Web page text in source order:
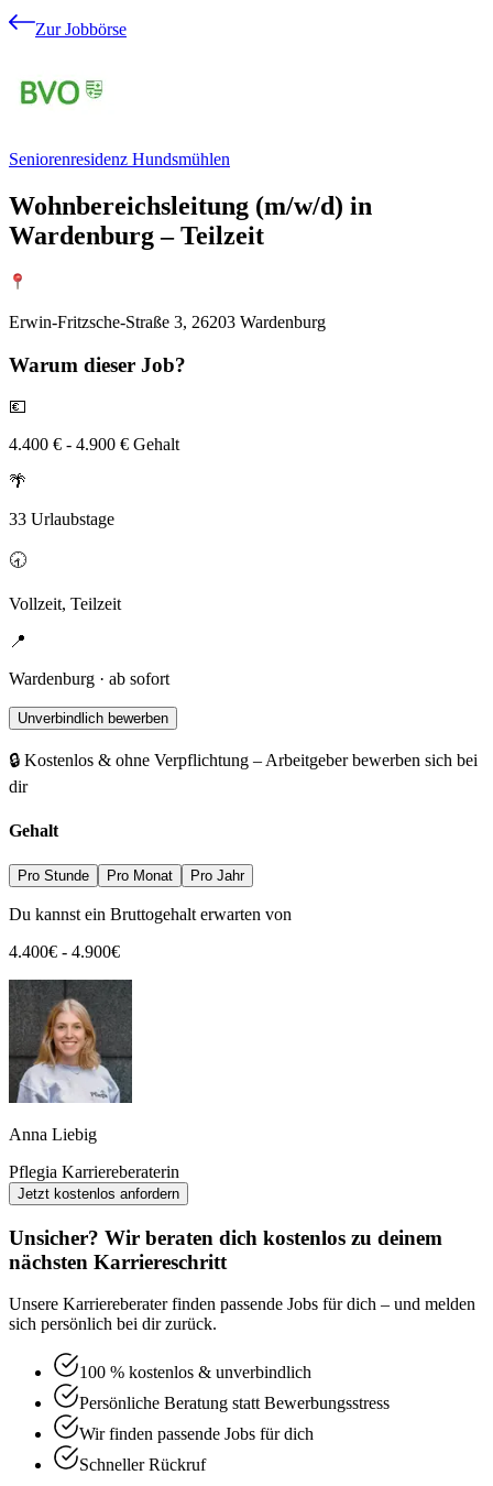
Zur Jobbörse
Seniorenresidenz Hundsmühlen
Wohnbereichsleitung (m/w/d) in
Wardenburg – Teilzeit
Erwin-Fritzsche-Straße 3, 26203 Wardenburg
Warum dieser Job?
💶
4.400 € - 4.900 € Gehalt
🌴
33 Urlaubstage
🕣
Vollzeit, Teilzeit
📍
Wardenburg · ab sofort
Unverbindlich bewerben
🔒 Kostenlos & ohne Verpflichtung – Arbeitgeber bewerben sich bei
dir
Gehalt
Pro Stunde Pro Monat Pro Jahr
Du kannst ein Bruttogehalt erwarten von
4.400€ - 4.900€
Anna Liebig
Pflegia Karriereberaterin
Jetzt kostenlos anfordern
Unsicher? Wir beraten dich kostenlos zu deinem
nächsten Karriereschritt
Unsere Karriereberater finden passende Jobs für dich – und melden
sich persönlich bei dir zurück.
100 % kostenlos & unverbindlich
Persönliche Beratung statt Bewerbungsstress
Wir finden passende Jobs für dich
Schneller Rückruf